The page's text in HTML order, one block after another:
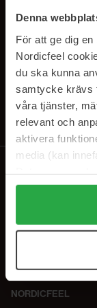
Denna
För att ge dig
Nordicfeel
du ska kunna
samtycke krävs
våra tjänster,
relevant och
aktivera
media (kan
Genom att
alla cookies,
användningen
samt vår
E-postadresse
Ved å abonnere
NORDICFEEL